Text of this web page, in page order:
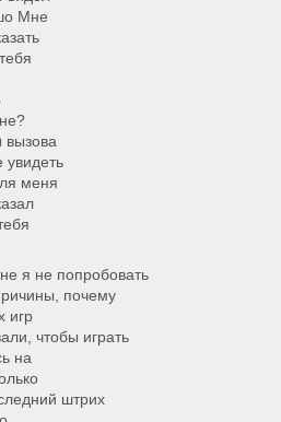
Мне
увидеть
меня
я не попробовать
почему
игр
чтобы играть
на
штрих